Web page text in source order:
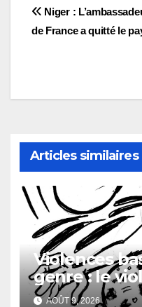
Niger :
de France a quitté le
Articles similaires
Violences
genre : le
aussi vieille
AOÛT 9, 2026